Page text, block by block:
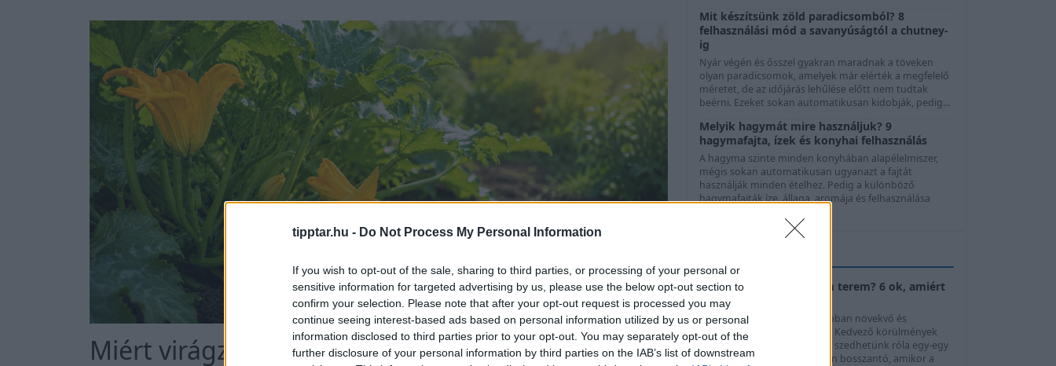
tipptar.hu - Do Not Process My Personal Information
If you wish to opt-out of the sale, sharing to third parties, or processing of your personal or
sensitive information for targeted advertising by us, please use the below opt-out section to
confirm your selection. Please note that after your opt-out request is processed you may
continue seeing interest-based ads based on personal information utilized by us or personal
information disclosed to third parties prior to your opt-out. You may separately opt-out of the
further disclosure of your personal information by third parties on the IAB’s list of downstream
Miért virágzik a cukkini, ha mégsem hoz
Mit készítsünk zöld paradicsomból? 8
felhasználási mód a savanyúságtól a chutney-
ig
Nyár végén és ősszel gyakran maradnak a töveken
olyan paradicsomok, amelyek már elérték a megfelelő
méretet, de az időjárás lehűlése előtt nem tudtak
beérni. Ezeket sokan automatikusan kidobják, pedig...
Melyik hagymát mire használjuk? 9
hagymafajta, ízek és konyhai felhasználás
A hagyma szinte minden konyhában alapélelmiszer,
mégis sokan automatikusan ugyanazt a fajtát
használják minden ételhez. Pedig a különböző
hagymafajták íze, állaga, aromája és felhasználása
Cukkini virágzik, de nem terem? 6 ok, amiért
elmaradhat a termés
A cukkini az egyik leggyorsabban növekvő és
legbőtermőbb kerti zöldség. Kedvező körülmények
között akár néhány naponta szedhetünk róla egy-egy
friss termést, ezért különösen bosszantó, amikor a